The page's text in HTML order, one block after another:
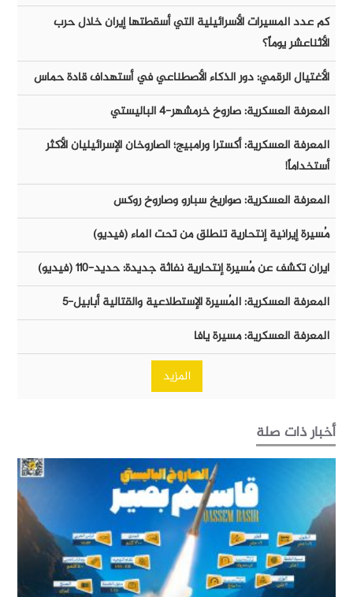
كم عدد المسيرات الأسرائيلية التي أسقطتها إيران خلال حرب
الأثناعشر يوماً؟
الأغتيال الرقمي: دور الذكاء الأصطناعي في أستهداف قادة حماس
المعرفة العسكرية: صاروخ خرمشهر-٤ الباليستي
المعرفة العسكرية: أكسترا ورامبيج؛ الصاروخان الإسرائيليان الأكثر
أستخداماً!
المعرفة العسكرية: صواريخ سبارو وصاروخ روكس
مُسيرة إيرانية إنتحارية تنطلق من تحت الماء (فيديو)
ايران تكشف عن مُسيرة إنتحارية نفاثة جديدة: حديد-١١٠ (فيديو)
المعرفة العسكرية: المُسيرة الإستطلاعية والقتالية أبابيل-٥
المعرفة العسكرية: مسيرة يافا
المزيد
أخبار ذات صلة